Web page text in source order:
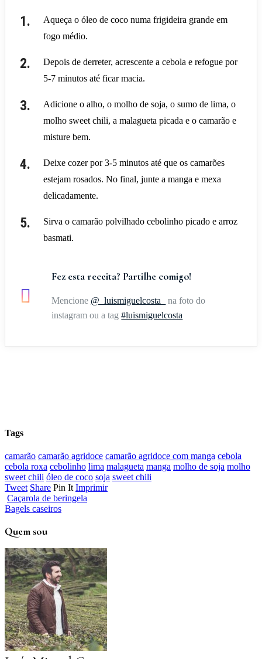
Aqueça o óleo de coco numa frigideira grande em
fogo médio.
Depois de derreter, acrescente a cebola e refogue por
5-7 minutos até ficar macia.
Adicione o alho, o molho de soja, o sumo de lima, o
molho sweet chili, a malagueta picada e o camarão e
misture bem.
Deixe cozer por 3-5 minutos até que os camarões
estejam rosados. No final, junte a manga e mexa
delicadamente.
Sirva o camarão polvilhado cebolinho picado e arroz
basmati.
Fez esta receita? Partilhe comigo!
Mencione @_luismiguelcosta_
na foto do
instagram ou a tag#luismiguelcosta
Tags
camarão camarão agridoce camarão agridoce com manga cebola
cebola roxa cebolinho lima malagueta manga molho de soja molho
sweet chili óleo de coco soja sweet chili
Tweet Share Pin It Imprimir
Caçarola de beringela
Bagels caseiros
Quem sou